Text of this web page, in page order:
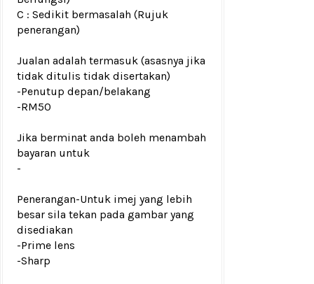
C : Sedikit bermasalah (Rujuk
penerangan)
Jualan adalah termasuk (asasnya jika
tidak ditulis tidak disertakan)
-Penutup depan/belakang
-RM50
Jika berminat anda boleh menambah
bayaran untuk
-
Penerangan-Untuk imej yang lebih
besar sila tekan pada gambar yang
disediakan
-Prime lens
-Sharp